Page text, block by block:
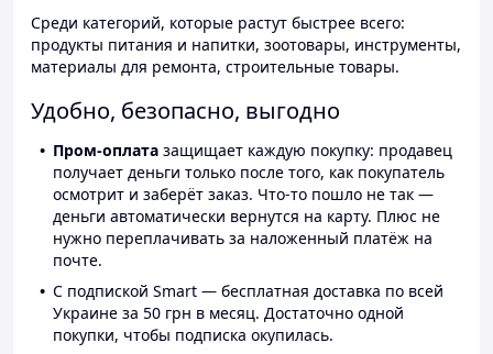
Среди категорий, которые растут быстрее всего:
продукты питания и напитки, зоотовары, инструменты,
материалы для ремонта, строительные товары.
Удобно, безопасно, выгодно
Пром-оплата защищает каждую покупку: продавец
получает деньги только после того, как покупатель
осмотрит и заберёт заказ. Что-то пошло не так —
деньги автоматически вернутся на карту. Плюс не
нужно переплачивать за наложенный платёж на
почте.
С подпиской Smart — бесплатная доставка по всей
Украине за 50 грн в месяц. Достаточно одной
покупки, чтобы подписка окупилась.